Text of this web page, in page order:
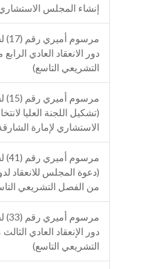
إنشاء المجلس
دور الانعقاد العادي
التشريعي التاسع)
(تشكيل اللجنة العليا
الاستشاري لإمارة
(دعوة المجلس للانعقاد
من الفصل التشريعي
دور الإنعقاد العادي
التشريعي التاسع)